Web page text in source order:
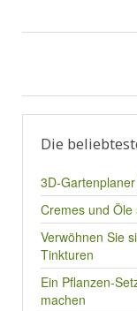
Die
3D-
Cremes und
Verwöhnen Sie
Tinkturen
Ein Pflanzen-
machen